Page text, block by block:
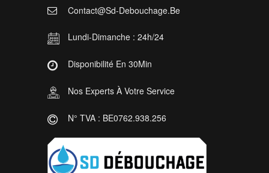
Contact@sd-Debouchage.be
Lundi-Dimanche : 24h/24
Disponibilité En 30Min
Nos Experts À Votre Service
N° TVA : BE0762.938.256